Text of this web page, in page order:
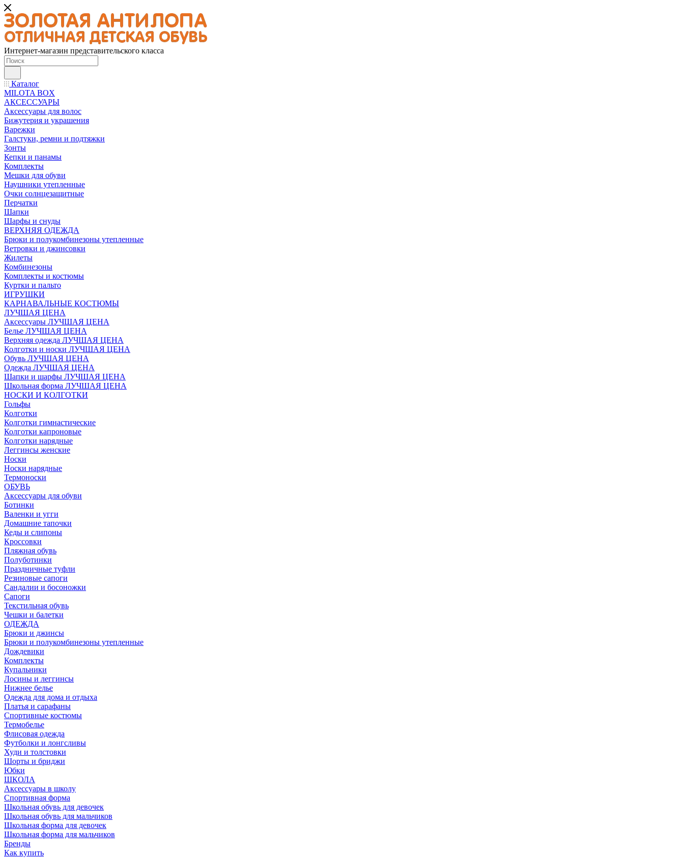
Интернет-магазин представительского класса
Каталог
MILOTA BOX
АКСЕССУАРЫ
Аксессуары для волос
Бижутерия и украшения
Варежки
Галстуки, ремни и подтяжки
Зонты
Кепки и панамы
Комплекты
Мешки для обуви
Наушники утепленные
Очки солнцезащитные
Перчатки
Шапки
Шарфы и снуды
ВЕРХНЯЯ ОДЕЖДА
Брюки и полукомбинезоны утепленные
Ветровки и джинсовки
Жилеты
Комбинезоны
Комплекты и костюмы
Куртки и пальто
ИГРУШКИ
КАРНАВАЛЬНЫЕ КОСТЮМЫ
ЛУЧШАЯ ЦЕНА
Аксессуары ЛУЧШАЯ ЦЕНА
Белье ЛУЧШАЯ ЦЕНА
Верхняя одежда ЛУЧШАЯ ЦЕНА
Колготки и носки ЛУЧШАЯ ЦЕНА
Обувь ЛУЧШАЯ ЦЕНА
Одежда ЛУЧШАЯ ЦЕНА
Шапки и шарфы ЛУЧШАЯ ЦЕНА
Школьная форма ЛУЧШАЯ ЦЕНА
НОСКИ И КОЛГОТКИ
Гольфы
Колготки
Колготки гимнастические
Колготки капроновые
Колготки нарядные
Леггинсы женские
Носки
Носки нарядные
Термоноски
ОБУВЬ
Аксессуары для обуви
Ботинки
Валенки и угги
Домашние тапочки
Кеды и слипоны
Кроссовки
Пляжная обувь
Полуботинки
Праздничные туфли
Резиновые сапоги
Сандалии и босоножки
Сапоги
Текстильная обувь
Чешки и балетки
ОДЕЖДА
Брюки и джинсы
Брюки и полукомбинезоны утепленные
Дождевики
Комплекты
Купальники
Лосины и леггинсы
Нижнее белье
Одежда для дома и отдыха
Платья и сарафаны
Спортивные костюмы
Термобелье
Флисовая одежда
Футболки и лонгсливы
Худи и толстовки
Шорты и бриджи
Юбки
ШКОЛА
Аксессуары в школу
Спортивная форма
Школьная обувь для девочек
Школьная обувь для мальчиков
Школьная форма для девочек
Школьная форма для мальчиков
Бренды
Как купить